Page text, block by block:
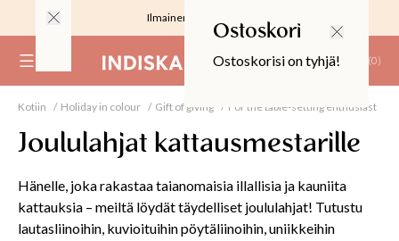
Ilmainen toimitus 59 €
(0)
Ostoskori
Ostoskorisi on tyhjä!
Kotiin Holiday in colour Gift of giving For the table-setting enthusiast
Joululahjat kattausmestarille
Hänelle, joka rakastaa taianomaisia illallisia ja kauniita
kattauksia – meiltä löydät täydelliset joululahjat! Tutustu
lautasliinoihin, kuvioituihin pöytäliinoihin, uniikkeihin